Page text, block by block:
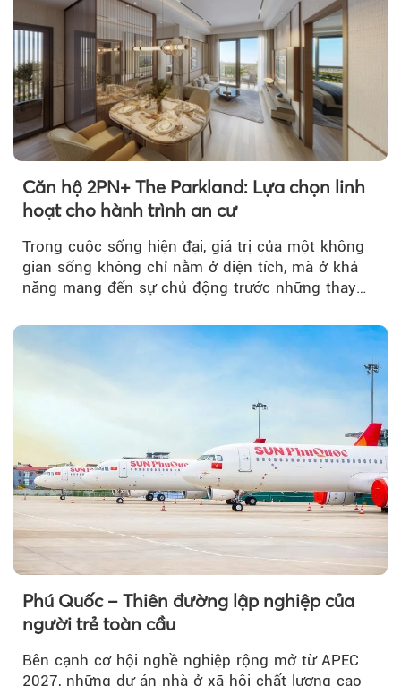
Căn hộ 2PN+ The Parkland: Lựa chọn linh
hoạt cho hành trình an cư
Trong cuộc sống hiện đại, giá trị của một không
gian sống không chỉ nằm ở diện tích, mà ở khả
năng mang đến sự chủ động trước những thay
Phú Quốc – Thiên đường lập nghiệp của
người trẻ toàn cầu
Bên cạnh cơ hội nghề nghiệp rộng mở từ APEC
2027, những dự án nhà ở xã hội chất lượng cao